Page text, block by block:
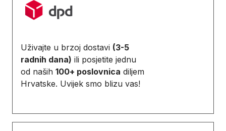
Uživajte u brzoj dostavi (3-5
radnih dana) ili posjetite jednu
od naših 100+ poslovnica diljem
Hrvatske. Uvijek smo blizu vas!